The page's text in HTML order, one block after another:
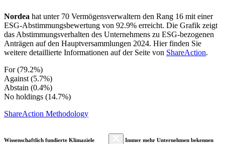
Nordea hat unter 70 Vermögensverwaltern den Rang 16 mit einer
ESG-Abstimmungsbewertung von 92.9% erreicht. Die Grafik zeigt
das Abstimmungsverhalten des Unternehmens zu ESG-bezogenen
Anträgen auf den Hauptversammlungen 2024. Hier finden Sie
weitere detaillierte Informationen auf der Seite von ShareAction.
For (79.2%)
Against (5.7%)
Abstain (0.4%)
No holdings (14.7%)
ShareAction Methodology
Wissenschaftlich fundierte Klimaziele
Immer mehr Unternehmen bekennen